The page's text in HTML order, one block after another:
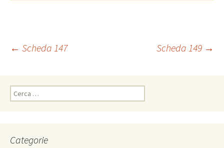
Navigazione
articolo
← Scheda 147 Scheda 149 →
Ricerca
per:
Categorie